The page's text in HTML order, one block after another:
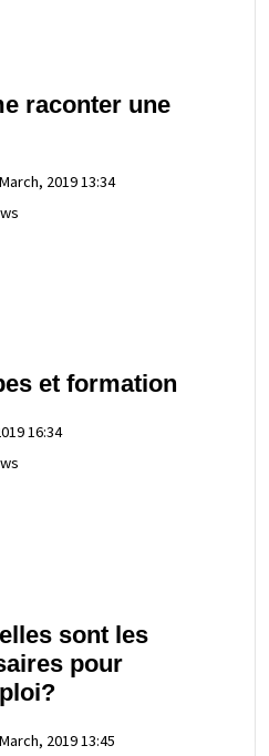
raconter une
2019 13:34
et formation
16:34
sont les
pour
2019 13:45